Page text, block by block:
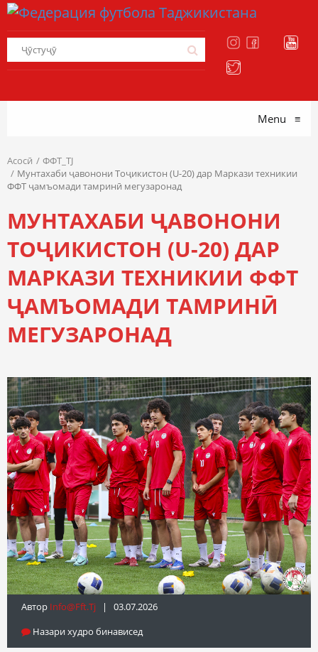
Menu ≡
Асосӣ
ФФТ_TJ
Мунтахаби ҷавонони Тоҷикистон (U-20) дар Маркази техникии
ФФТ ҷамъомади тамринӣ мегузаронад
МУНТАХАБИ ҶАВОНОНИ
ТОҶИКИСТОН (U-20) ДАР
МАРКАЗИ ТЕХНИКИИ ФФТ
ҶАМЪОМАДИ ТАМРИНӢ
МЕГУЗАРОНАД
Автор Info@fft.tj | 03.07.2026
Назари худро бинависед